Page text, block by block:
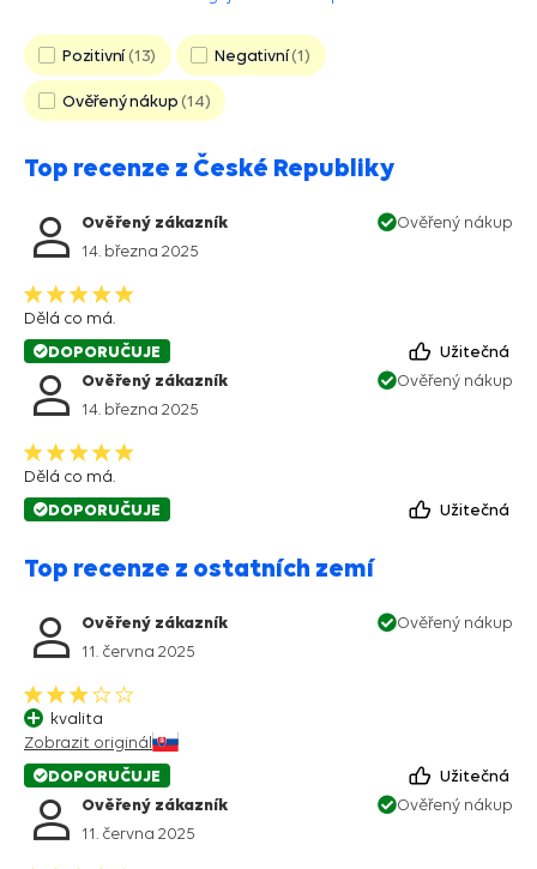
Pozitivní 13 Negativní 1
Ověřený nákup 14
Top recenze z České Republiky
Ověřený zákazník
14. března 2025
Ověřený nákup
Dělá co má.
DOPORUČUJE
Užitečná
Ověřený zákazník
14. března 2025
Ověřený nákup
Dělá co má.
DOPORUČUJE
Užitečná
Top recenze z ostatních zemí
Ověřený zákazník
11. června 2025
Ověřený nákup
kvalita
Zobrazit originál
DOPORUČUJE
Užitečná
Ověřený zákazník
11. června 2025
Ověřený nákup